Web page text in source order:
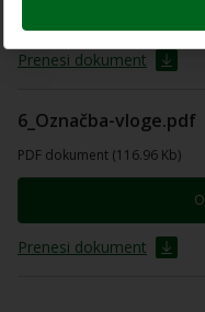
Prenesi dokument
6_Označba-vloge.pdf
PDF dokument (116.96 Kb)
Prenesi dokument